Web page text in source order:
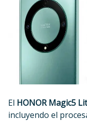
El HONOR Magic5
incluyendo el